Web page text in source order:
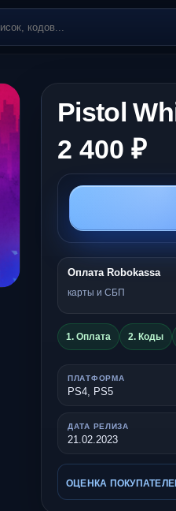
Pistol
2 400 ₽
Оплата Robokassa
карты и СБП
1. Оплата 2. Коды
ПЛАТФОРМА
PS4, PS5
ДАТА РЕЛИЗА
21.02.2023
ОЦЕНКА